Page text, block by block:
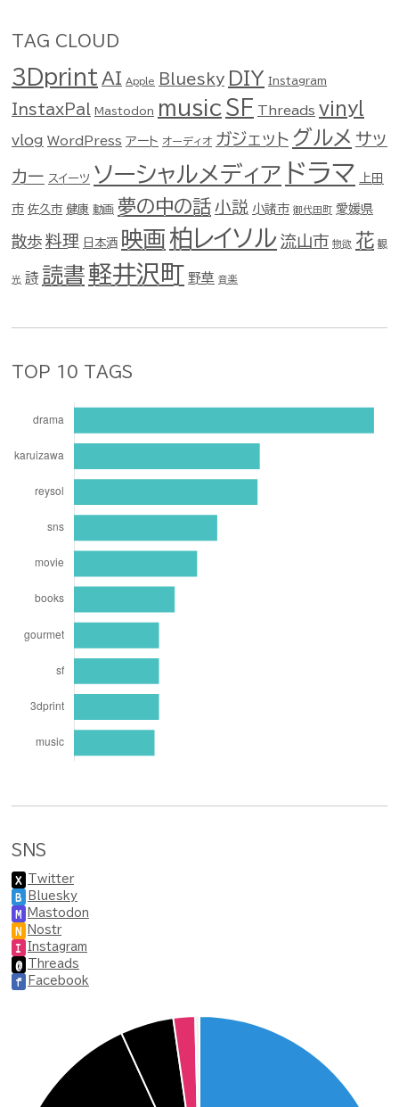
TAG CLOUD
3Dprint AI Apple Bluesky DIY Instagram
InstaxPal Mastodon music SF Threads vinyl
vlog WordPress アート オーディオ ガジェット グルメ サッ
カー スイーツ ソーシャルメディア ドラマ 上田
市 佐久市 健康 動画 夢の中の話 小説 小諸市 御代田町 愛媛県
散歩 料理 日本酒 映画 柏レイソル 流山市 物欲 花 観
光 詩 読書軽井沢町 野草 音楽
TOP 10 TAGS
SNS
X Twitter
B Bluesky
M Mastodon
N Nostr
I Instagram
@ Threads
f Facebook